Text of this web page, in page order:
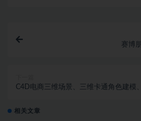
赛博
C4D电商三维场景、三维卡通角色建模
相关文章